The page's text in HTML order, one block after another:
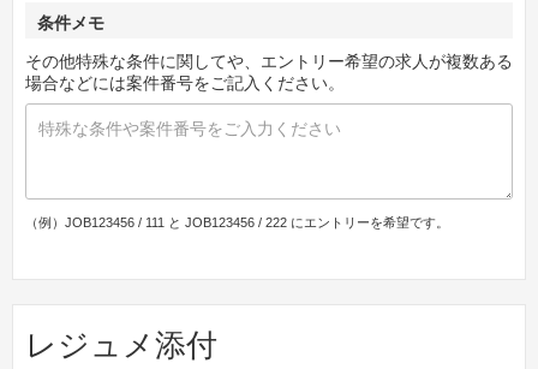
条件メモ
その他特殊な条件に関してや、エントリー希望の求人が複数ある
場合などには案件番号をご記入ください。
（例）JOB123456 / 111 と JOB123456 / 222 にエントリーを希望です。
レジュメ添付